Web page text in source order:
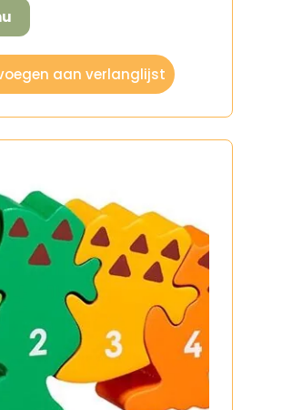
aan verlanglijst